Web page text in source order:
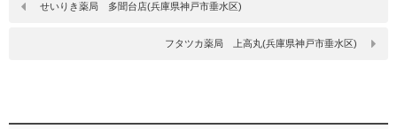
せいりき薬局 多聞台店(兵庫県神戸市垂水区)
フタツカ薬局 上高丸(兵庫県神戸市垂水区)